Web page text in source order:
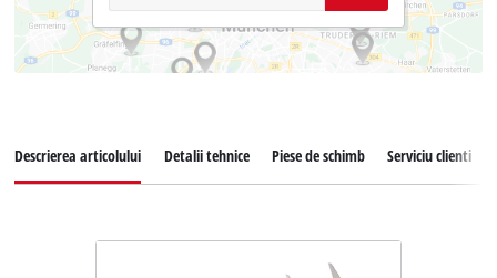
Descrierea articolului Detalii tehnice Piese de schimb Serviciu clienti